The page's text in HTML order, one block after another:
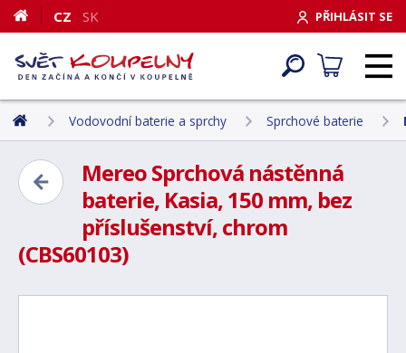
PŘIHLÁSIT SE
CZ SK
Vodovodní baterie a sprchy Sprchové baterie
Mereo Sprchová nástěnná
baterie, Kasia, 150 mm, bez
příslušenství, chrom
(CBS60103)